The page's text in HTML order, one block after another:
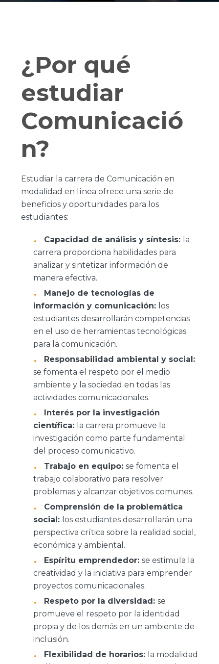
¿Por qué
estudiar
Comunicació
n?
Estudiar la carrera de Comunicación en
modalidad en línea ofrece una serie de
beneficios y oportunidades para los
estudiantes:
Capacidad de análisis y síntesis: la
carrera proporciona habilidades para
analizar y sintetizar información de
manera efectiva.
Manejo de tecnologías de
información y comunicación: los
estudiantes desarrollarán competencias
en el uso de herramientas tecnológicas
para la comunicación.
Responsabilidad ambiental y social:
se fomenta el respeto por el medio
ambiente y la sociedad en todas las
actividades comunicacionales.
Interés por la investigación
científica: la carrera promueve la
investigación como parte fundamental
del proceso comunicativo.
Trabajo en equipo: se fomenta el
trabajo colaborativo para resolver
problemas y alcanzar objetivos comunes.
Comprensión de la problemática
social: los estudiantes desarrollarán una
perspectiva crítica sobre la realidad social,
económica y ambiental.
Espíritu emprendedor: se estimula la
creatividad y la iniciativa para emprender
proyectos comunicacionales.
Respeto por la diversidad: se
promueve el respeto por la identidad
propia y de los demás en un ambiente de
inclusión.
Flexibilidad de horarios: la modalidad